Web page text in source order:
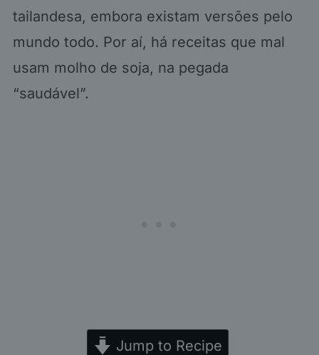
tailandesa, embora existam versões pelo
mundo todo. Por aí, há receitas que mal
usam molho de soja, na pegada
“saudável”.
Jump to Recipe